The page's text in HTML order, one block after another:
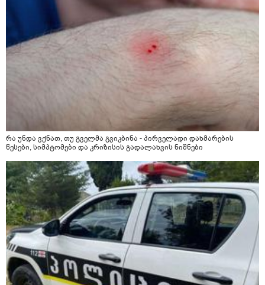
რა უნდა ვქნათ, თუ გველმა გვიკბინა - პირველადი დახმარების
წესები, სიმპტომები და კრიზისის გადალახვის ნიშნები